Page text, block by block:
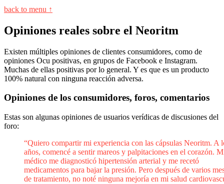
back to menu ↑
Opiniones reales sobre el Neoritm
Existen múltiples opiniones de clientes consumidores, como de
opiniones Ocu positivas, en grupos de Facebook e Instagram.
Muchas de ellas positivas por lo general. Y es que es un producto
100% natural con ninguna reacción adversa.
Opiniones de los consumidores, foros, comentarios
Estas son algunas opiniones de usuarios verídicas de discusiones del
foro:
“Quiero compartir mi experiencia con las cápsulas Neoritm. A
años, comencé a sentir mareos y palpitaciones en el corazón.
médico me diagnosticó hipertensión arterial y me recetó
medicamentos para bajar la presión. Pero después de varios
de tratamiento, no noté ninguna mejoría en mi salud